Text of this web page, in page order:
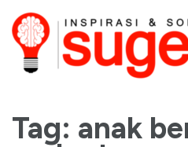
Lompat
ke
konten
Enter)
dan Solusi
Tag: anak